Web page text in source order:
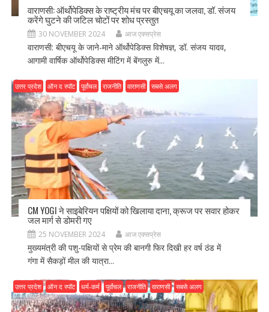
वाराणसी: ऑर्थोपेडिक्स के राष्ट्रीय मंच पर बीएचयू का जलवा, डॉ. संजय
करेंगे घुटने की जटिल चोटों पर शोध प्रस्तुत
30 NOVEMBER 2024 आज एक्सप्रेस
वाराणसी: बीएचयू के जाने-माने ऑर्थोपेडिक्स विशेषज्ञ, डॉ. संजय यादव,
आगामी वार्षिक ऑर्थोपेडिक्स मीटिंग में बेंगलुरु में...
उत्तर प्रदेश ऑन द स्पॉट पूर्वांचल राजनीति वाराणसी सबसे अलग
CM YOGI ने साइबेरियन पक्षियों को खिलाया दाना, क्रूज पर सवार होकर
जल मार्ग से डोमरी गए
25 NOVEMBER 2024 आज एक्सप्रेस
मुख्यमंत्री की पशु-पक्षियों से प्रेम की बानगी फिर दिखी हर वर्ष ठंड में
गंगा में सैकड़ों मील की यात्रा...
उत्तर प्रदेश ऑन द स्पॉट धर्म-कर्म पूर्वांचल राजनीति वाराणसी सबसे अलग